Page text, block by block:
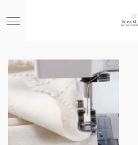
direct
hoofdinhoud